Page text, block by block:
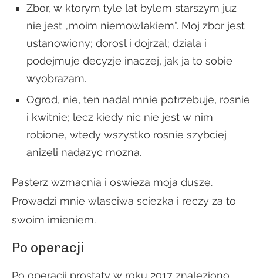
Zbor, w ktorym tyle lat bylem starszym juz
nie jest „moim niemowlakiem“. Moj zbor jest
ustanowiony; dorosl i dojrzal; dziala i
podejmuje decyzje inaczej, jak ja to sobie
wyobrazam.
Ogrod, nie, ten nadal mnie potrzebuje, rosnie
i kwitnie; lecz kiedy nic nie jest w nim
robione, wtedy wszystko rosnie szybciej
anizeli nadazyc mozna.
Pasterz wzmacnia i oswieza moja dusze.
Prowadzi mnie wlasciwa sciezka i reczy za to
swoim imieniem.
Po operacji
Po operacji prostaty w roku 2017 znaleziono